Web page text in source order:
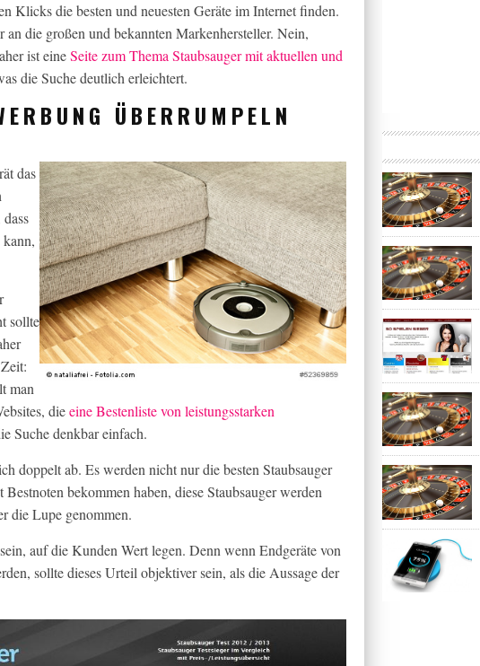
Klicks die besten und neuesten Geräte im Internet finden.
die großen und bekannten Markenhersteller. Nein,
ist eineSeite zum Thema Staubsauger mit aktuellen und
die Suche deutlich erleichtert.
ÜBERRUMPELN
das
sollte
man
dieeine Bestenliste von leistungsstarken
Suche denkbar einfach.
doppelt ab. Es werden nicht nur die besten Staubsauger
bekommen haben, diese Staubsauger werden
die Lupe genommen.
auf die Kunden Wert legen. Denn wenn Endgeräte von
sollte dieses Urteil objektiver sein, als die Aussage der